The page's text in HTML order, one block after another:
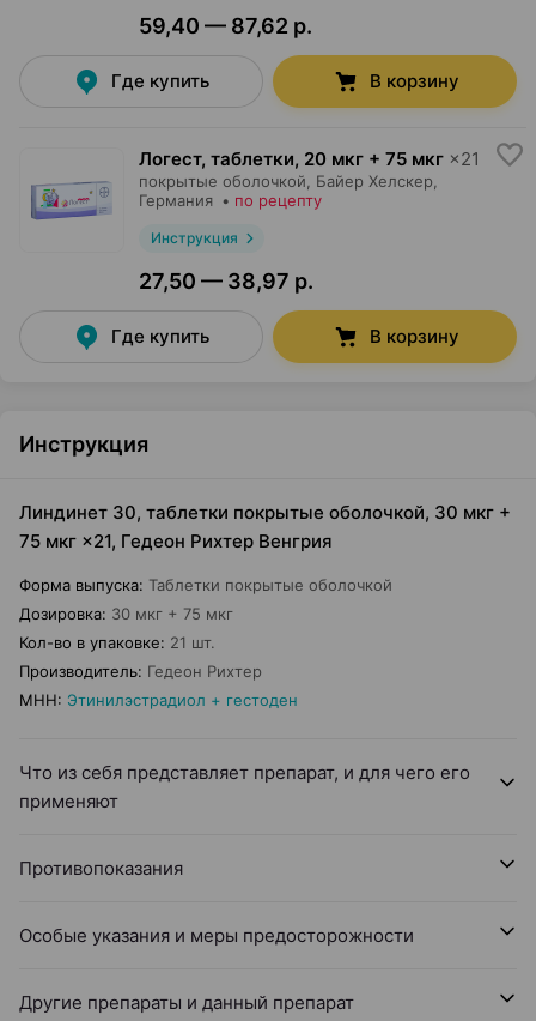
59,40 — 87,62 р.
Где купить В корзину
Логест, таблетки, 20 мкг + 75 мкг ×21
покрытые оболочкой, Байер Хелскер
Германия • по рецепту
Инструкция
27,50 — 38,97 р.
Где купить В корзину
Инструкция
Линдинет 30, таблетки покрытые оболочкой, 30 мкг +
75 мкг ×21, Гедеон Рихтер Венгрия
Форма выпуска: Таблетки покрытые оболочкой
Дозировка: 30 мкг + 75 мкг
Кол-во в упаковке: 21 шт.
Производитель: Гедеон Рихтер
МНН: Этинилэстрадиол + гестоден
Что из себя представляет препарат, и для чего его
применяют
Противопоказания
Особые указания и меры предосторожности
Другие препараты и данный препарат